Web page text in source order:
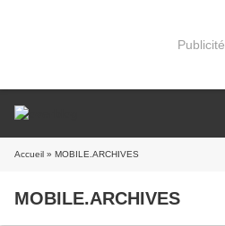
Publicité
Accueil » MOBILE.ARCHIVES
MOBILE.ARCHIVES